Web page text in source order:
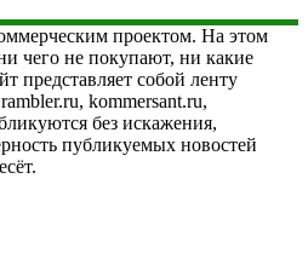
проектом. На этом
чего не покупают, ни какие
представляет собой ленту
kommersant.ru,
без искажения,
публикуемых новостей